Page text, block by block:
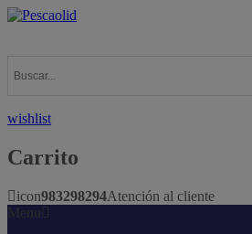
wishlist
Carrito
icon983298294Atención al cliente
Menu